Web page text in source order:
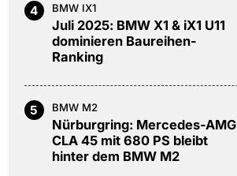
4 BMW IX1
Juli 2025: BMW X1 & iX1 U11
dominieren Baureihen-
Ranking
5 BMW M2
Nürburgring: Mercedes-AMG
CLA 45 mit 680 PS bleibt
hinter dem BMW M2